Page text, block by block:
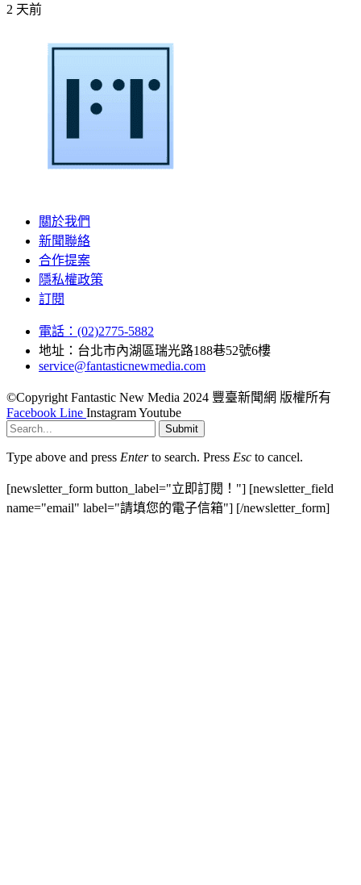
2 天前
關於我們
新聞聯絡
合作提案
隱私權政策
訂閱
電話：(02)2775-5882
地址：台北市內湖區瑞光路188巷52號6樓
service@fantasticnewmedia.com
©Copyright Fantastic New Media 2024 豐臺新聞網 版權所有
Facebook Line InstagramYoutube
Submit
Type above and press Enterto search. Press Esc to cancel.
[newsletter_form button_label="立即訂閱！"] [newsletter_field
name="email" label="請填您的電子信箱"] [/newsletter_form]